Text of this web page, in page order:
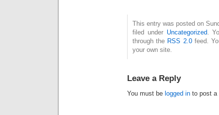
This entry was posted on
filed under Uncategorized.
through the RSS 2.0feed.
your own site.
Leave a Reply
You must be logged in to post a